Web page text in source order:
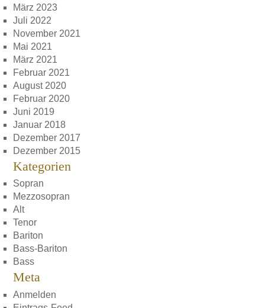
März 2023
Juli 2022
November 2021
Mai 2021
März 2021
Februar 2021
August 2020
Februar 2020
Juni 2019
Januar 2018
Dezember 2017
Dezember 2015
Kategorien
Sopran
Mezzosopran
Alt
Tenor
Bariton
Bass-Bariton
Bass
Meta
Anmelden